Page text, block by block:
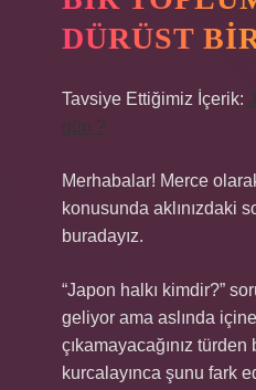
DÜRÜST
Tavsiye Ettiğimiz İçerik:
gün ?
Merhabalar! Merce
konusunda aklınızdaki
buradayız.
“Japon halkı kimdir?”
geliyor ama aslında
çıkamayacağınız
kurcalayınca şunu fark